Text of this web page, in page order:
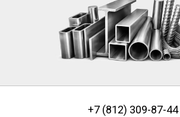
+7 (812) 309-87-44